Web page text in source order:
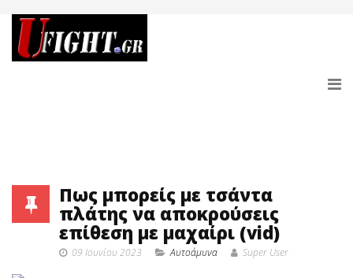
Πως μπορείς με τσάντα
πλάτης να αποκρούσεις
επίθεση με μαχαίρι (vid)
09 Ιουνίου 2023 Αυτοάμυνα Super User